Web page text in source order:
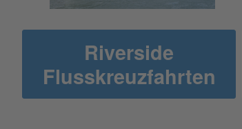
Riverside
Flusskreuzfahrten